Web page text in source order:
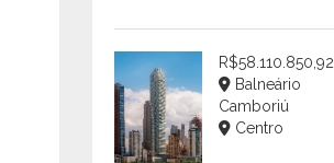
R$58.110.850,92
Balneário
Camboriú
Centro